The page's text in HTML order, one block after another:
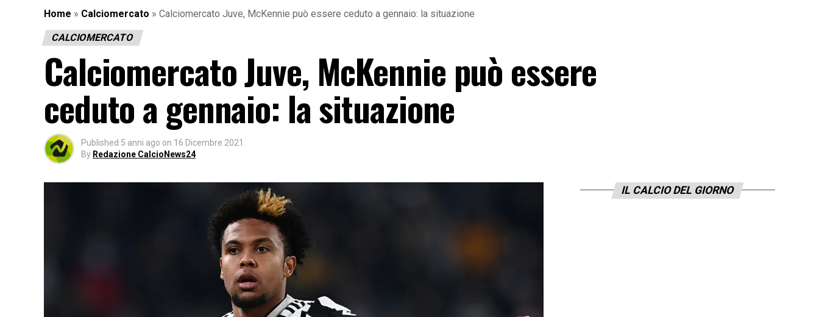
Home » Calciomercato » Calciomercato Juve, McKennie può essere ceduto a gennaio: la situazione
CALCIOMERCATO
Calciomercato Juve, McKennie può essere
ceduto a gennaio: la situazione
Published 5 anni ago on 16 Dicembre 2021
By Redazione CalcioNews24
IL CALCIO DEL GIORNO